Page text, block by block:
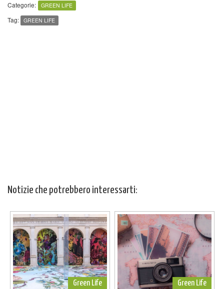
Categorie: GREEN LIFE
Tag: GREEN LIFE
Notizie che potrebbero interessarti:
Green Life Green Life